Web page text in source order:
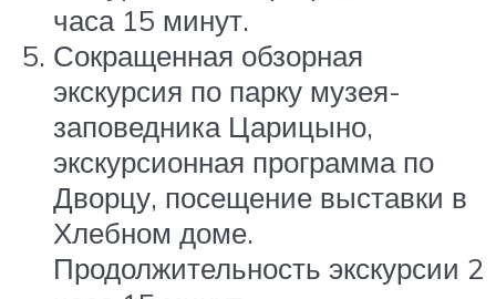
часа 15 минут.
Сокращенная обзорная
экскурсия по парку музея-
заповедника Царицыно,
экскурсионная программа по
Дворцу, посещение выставки в
Хлебном доме.
Продолжительность экскурсии 2